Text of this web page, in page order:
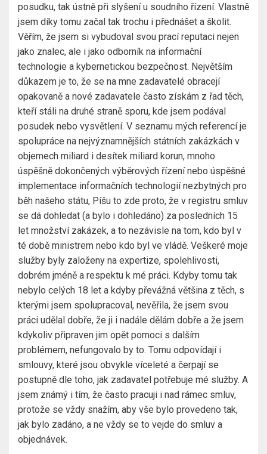
posudku, tak ústně při slyšení u soudního řízení. Vlastně
jsem díky tomu začal tak trochu i přednášet a školit.
Věřím, že jsem si vybudoval svou prací reputaci nejen
jako znalec, ale i jako odborník na informační
technologie a kybernetickou bezpečnost. Největším
důkazem je to, že se na mne zadavatelé obracejí
opakovaně a nové zadavatele často získám z řad těch,
kteří stáli na druhé straně sporu, kde jsem podával
posudek nebo vysvětlení. V seznamu mých referencí je
spolupráce na nejvýznamnějších státních zakázkách v
objemech miliard i desítek miliard korun, mnoho
úspěšně dokončených výběrových řízení nebo úspěšné
implementace informačních technologií nezbytných pro
běh našeho státu, Píšu to zde proto, že v registru smluv
se dá dohledat (a bylo i dohledáno) za posledních 15
let množství zakázek, a to nezávisle na tom, kdo byl v
té době ministrem nebo kdo byl ve vládě. Veškeré moje
služby byly založeny na expertize, spolehlivosti,
dobrém jméně a respektu k mé práci. Kdyby tomu tak
nebylo celých 18 let a kdyby převážná většina z těch, s
kterými jsem spolupracoval, nevěřila, že jsem svou
práci udělal dobře, že ji i nadále dělám dobře a že jsem
kdykoliv připraven jim opět pomoci s dalším
problémem, nefungovalo by to. Tomu odpovídají i
smlouvy, které jsou obvykle víceleté a čerpají se
postupně dle toho, jak zadavatel potřebuje mé služby. A
jsem známý i tím, že často pracuji i nad rámec smluv,
protože se vždy snažím, aby vše bylo provedeno tak,
jak bylo zadáno, a ne vždy se to vejde do smluv a
objednávek.